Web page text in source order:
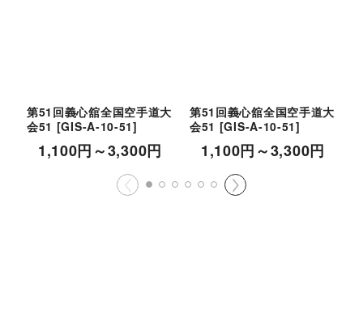
第51回義心舘全国空手道大
会51 [GIS-A-10-51]
1,100円～3,300円
第51回義心舘全国空手道大
会51 [GIS-A-10-51]
1,100円～3,300円